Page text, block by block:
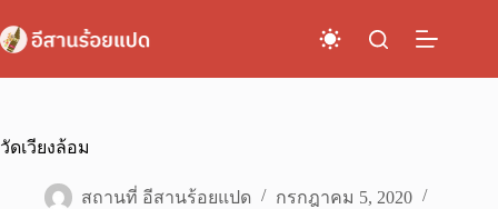
to
content
วัดเวียงล้อม
สถานที่ อีสานร้อยแปด
กรกฎาคม 5, 2020